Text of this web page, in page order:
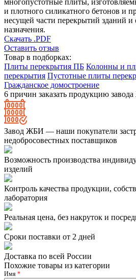
многопустотные плиты,
и плотного силикатного бетонов и
несущей части перекрытий зданий и
назначения.
Скачать .PDF
Оставить отзыв
Товар в подборках:
Плиты перекрытия ПБ Колонны и
перекрытия Пустотные плиты
Гражданское домостроение
6 причин заказать продукцию
Завод ЖБИ — наши покупатели
недобросовестных поставщиков
Возможность производства
изделий
Контроль качества продукции,
лаборатория
Реальная цена, без накруток и
Сроки поставки от 2 дней
Доставка по всей России
Похожие товары из категории
Имя *